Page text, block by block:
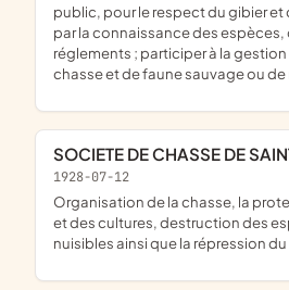
public, pour le respect du gibier
par la connaissance des espèces,
réglements ; participer à la
chasse et de faune sauvage ou de
SOCIETE DE CHASSE DE
1928-07-12
organisation de la chasse, la protection des propriétés
et des cultures, destruction des
nuisibles ainsi que la répression